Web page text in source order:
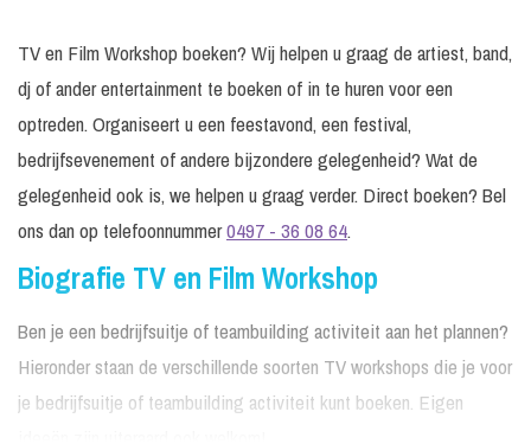
TV en Film Workshop boeken? Wij helpen u graag de artiest, band,
dj of ander entertainment te boeken of in te huren voor een
optreden. Organiseert u een feestavond, een festival,
bedrijfsevenement of andere bijzondere gelegenheid? Wat de
gelegenheid ook is, we helpen u graag verder. Direct boeken? Bel
ons dan op telefoonnummer0497 - 36 08 64.
Biografie TV en Film Workshop
Ben je een bedrijfsuitje of teambuilding activiteit aan het plannen?
Hieronder staan de verschillende soorten TV workshops die je voor
je bedrijfsuitje of teambuilding activiteit kunt boeken. Eigen